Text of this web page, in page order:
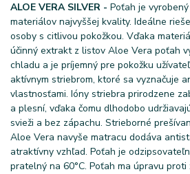
ALOE VERA SILVER - Poťah je
materiálov najvyššej kvality. Ideálne
osoby s citlivou pokožkou. Vďaka
účinný extrakt z listov Aloe Vera poťah
chladu a je príjemný pre pokožku
aktívnym striebrom, ktoré sa vyznačuje
vlastnosťami. Ióny striebra prirodzene
a plesní, vďaka čomu dlhodobo
svieži a bez zápachu. Strieborné
Aloe Vera navyše matracu dodáva
atraktívny vzhľad. Poťah je
pratelný na 60°C. Poťah ma úpravu proti